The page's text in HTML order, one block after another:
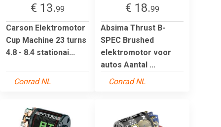
€ 13.99
Carson Elektromotor
Cup Machine 23 turns
4.8 - 8.4 stationai...
Conrad NL
€ 18.99
Absima Thrust B-
SPEC Brushed
elektromotor voor
autos Aantal ...
Conrad NL